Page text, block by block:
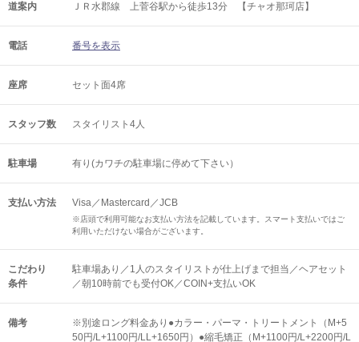
道案内 ＪＲ水郡線 上菅谷駅から徒歩13分 【チャオ那珂店】
電話 番号を表示
座席 セット面4席
スタッフ数 スタイリスト4人
駐車場 有り(カワチの駐車場に停めて下さい）
支払い方法 Visa／Mastercard／JCB
※店頭で利用可能なお支払い方法を記載しています。スマート支払いではご
利用いただけない場合がございます。
こだわり
条件
駐車場あり／1人のスタイリストが仕上げまで担当／ヘアセット
／朝10時前でも受付OK／COIN+支払いOK
備考
※別途ロング料金あり●カラー・パーマ・トリートメント（M+5
50円/L+1100円/LL+1650円）●縮毛矯正（M+1100円/L+2200円/L